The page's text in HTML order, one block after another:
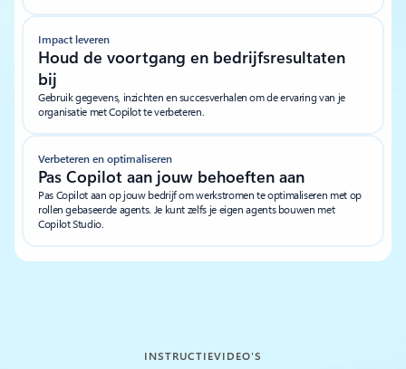
Impact leveren
Houd de voortgang en bedrijfsresultaten
bij
Gebruik gegevens, inzichten en succesverhalen om de ervaring van je
organisatie met Copilot te verbeteren.
Verbeteren en optimaliseren
Pas Copilot aan jouw behoeften aan
Pas Copilot aan op jouw bedrijf om werkstromen te optimaliseren met op
rollen gebaseerde agents. Je kunt zelfs je eigen agents bouwen met
Copilot Studio.
INSTRUCTIEVIDEO'S